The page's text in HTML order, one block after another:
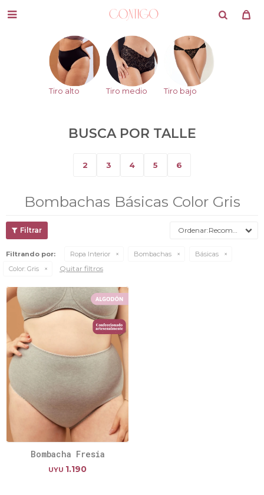

Tiro alto Tiro medio Tiro bajo
BUSCA POR TALLE
2 3 4 5 6
Bombachas Básicas Color Gris
Recomendados
Filtrando por: Ropa Interior Bombachas
Básicas
Color: Gris Quitar filtros
Bombacha Fresia
UYU 1.190